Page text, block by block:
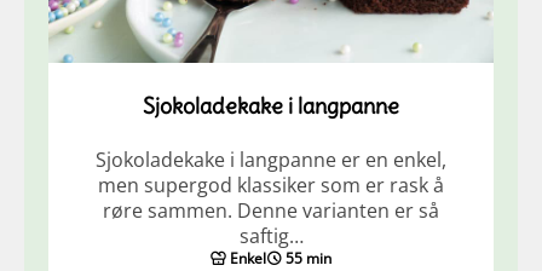
Sjokoladekake i langpanne
Sjokoladekake i langpanne er en enkel,
men supergod klassiker som er rask å
røre sammen. Denne varianten er så
saftig…
Enkel 55 min